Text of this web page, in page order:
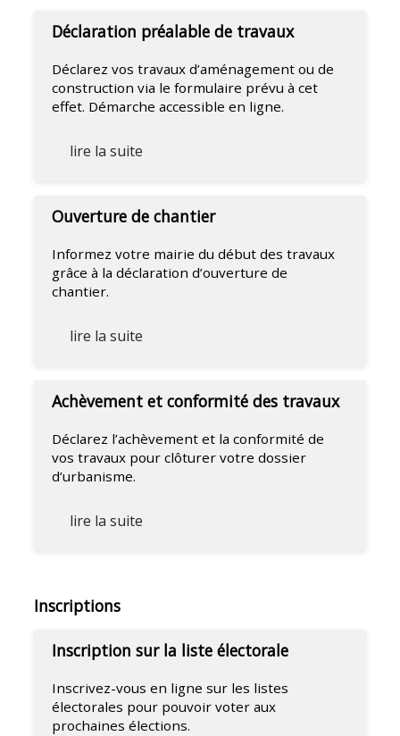
Déclaration préalable de travaux
Déclarez vos travaux d’aménagement ou de
construction via le formulaire prévu à cet
effet. Démarche accessible en ligne.
lire la suite
Ouverture de chantier
Informez votre mairie du début des travaux
grâce à la déclaration d’ouverture de
chantier.
lire la suite
Achèvement et conformité des travaux
Déclarez l’achèvement et la conformité de
vos travaux pour clôturer votre dossier
d’urbanisme.
lire la suite
Inscriptions
Inscription sur la liste électorale
Inscrivez-vous en ligne sur les listes
électorales pour pouvoir voter aux
prochaines élections.